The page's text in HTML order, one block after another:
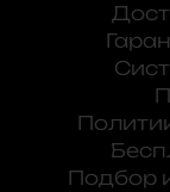
Подбор